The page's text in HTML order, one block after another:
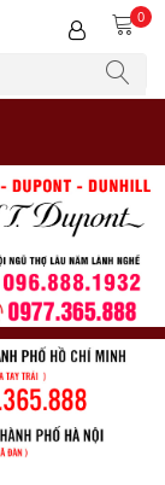
0